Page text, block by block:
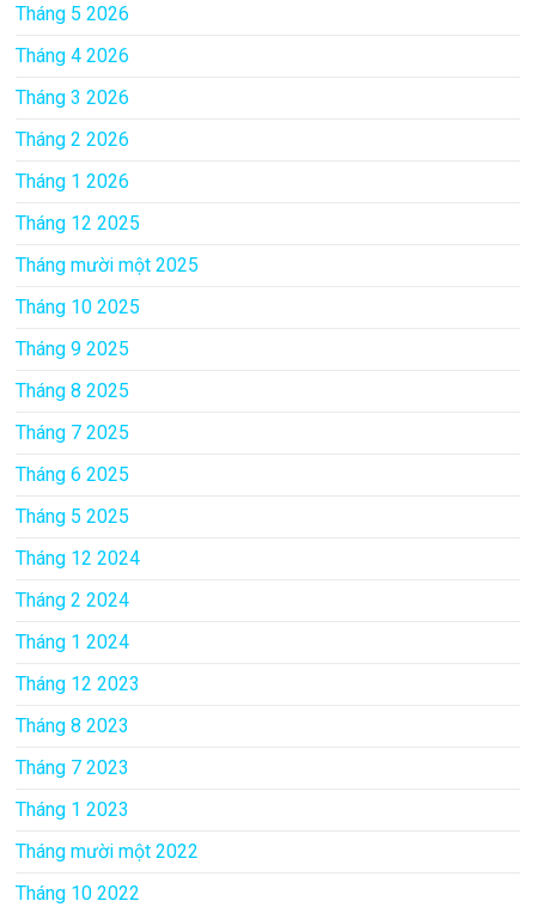
Tháng 5 2026
Tháng 4 2026
Tháng 3 2026
Tháng 2 2026
Tháng 1 2026
Tháng 12 2025
Tháng mười một 2025
Tháng 10 2025
Tháng 9 2025
Tháng 8 2025
Tháng 7 2025
Tháng 6 2025
Tháng 5 2025
Tháng 12 2024
Tháng 2 2024
Tháng 1 2024
Tháng 12 2023
Tháng 8 2023
Tháng 7 2023
Tháng 1 2023
Tháng mười một 2022
Tháng 10 2022